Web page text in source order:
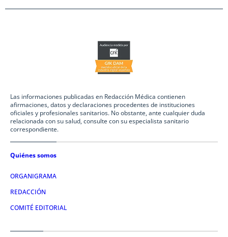
Las informaciones publicadas en Redacción Médica contienen
afirmaciones, datos y declaraciones procedentes de instituciones
oficiales y profesionales sanitarios. No obstante, ante cualquier duda
relacionada con su salud, consulte con su especialista sanitario
correspondiente.
Quiénes somos
ORGANIGRAMA
REDACCIÓN
COMITÉ EDITORIAL